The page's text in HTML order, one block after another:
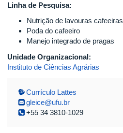
Linha de Pesquisa:
Nutrição de lavouras cafeeiras
Poda do cafeeiro
Manejo integrado de pragas
Unidade Organizacional:
Instituto de Ciências Agrárias
Currículo Lattes
gleice@ufu.br
+55 34 3810-1029